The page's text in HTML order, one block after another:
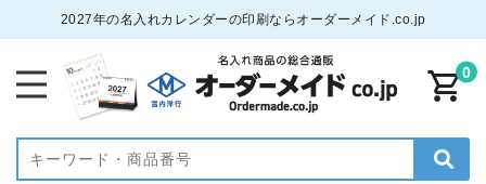
2027年の名入れカレンダーの印刷ならオーダーメイド.co.jp
0